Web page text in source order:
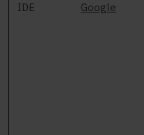
IDE Google